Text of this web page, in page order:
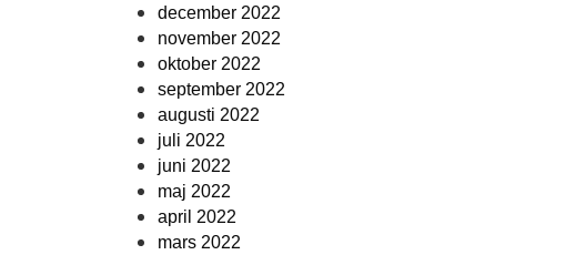
december 2022
november 2022
oktober 2022
september 2022
augusti 2022
juli 2022
juni 2022
maj 2022
april 2022
mars 2022